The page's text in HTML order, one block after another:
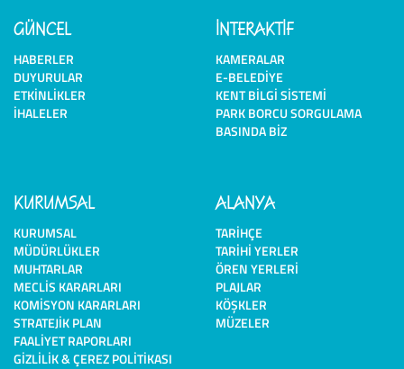
GÜNCEL
HABERLER
DUYURULAR
ETKINLIKLER
İHALELER
İNTERAKTİF
KAMERALAR
E-BELEDIYE
KENT BILGI SISTEMI
PARK BORCU SORGULAMA
BASINDA BIZ
KURUMSAL
KURUMSAL
MÜDÜRLÜKLER
MUHTARLAR
MECLIS KARARLARI
KOMISYON KARARLARI
STRATEJIK PLAN
FAALIYET RAPORLARI
GIZLILIK & ÇEREZ POLITIKASI
ALANYA
TARIHÇE
TARIHI YERLER
ÖREN YERLERI
PLAJLAR
KÖŞKLER
MÜZELER